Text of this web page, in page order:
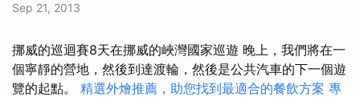
Sep 21, 2013
挪威的巡迴賽8天在挪威的峽灣國家巡遊 晚上，我們將在一
個寧靜的營地，然後到達渡輪，然後是公共汽車的下一個遊
覽的起點。 精選外燴推薦，助您找到最適合的餐飲方案 專